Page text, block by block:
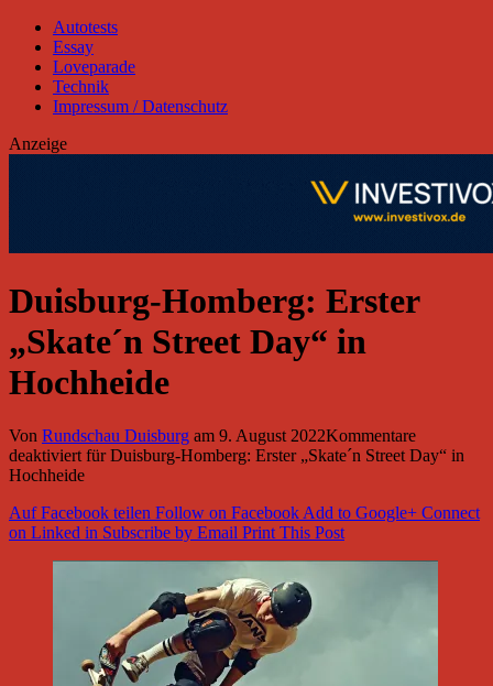
Autotests
Essay
Loveparade
Technik
Impressum / Datenschutz
Anzeige
Duisburg-Homberg: Erster
„Skate´n Street Day“ in
Hochheide
Von Rundschau Duisburg am 9. August 2022Kommentare
deaktiviertfür Duisburg-Homberg: Erster „Skate´n Street Day“ in
Hochheide
Auf Facebook teilen Follow on FacebookAdd to Google+ Connect
on Linked in Subscribe by Email Print This Post